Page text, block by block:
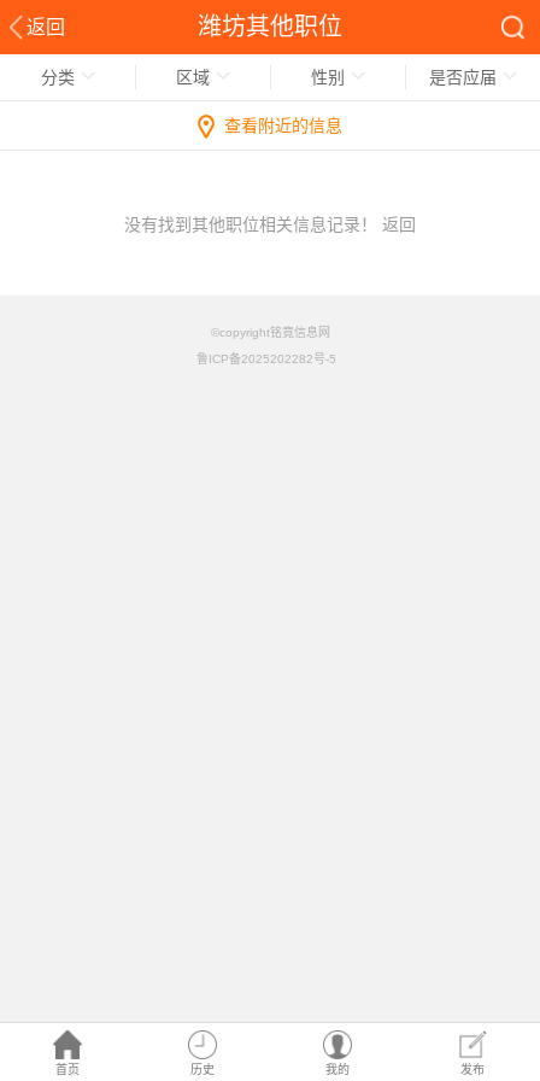
返回 潍坊其他职位
首页 历史 我的 发布
分类 区域 性别 是否应届
查看附近的信息
没有找到其他职位相关信息记录！ 返回
©copyright铭竟信息网
鲁ICP备2025202282号-5